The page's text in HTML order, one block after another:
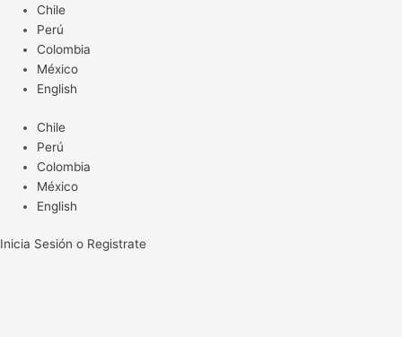
contenido
Chile
Perú
Colombia
México
English
Chile
Perú
Colombia
México
English
Inicia Sesión o Registrate